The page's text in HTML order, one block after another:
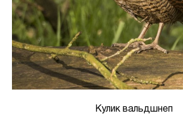
Кулик вальдшнеп